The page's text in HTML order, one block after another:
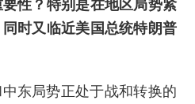
性？特别是在地区局势紧
时又临近美国总统特朗普
东局势正处于战和转换的